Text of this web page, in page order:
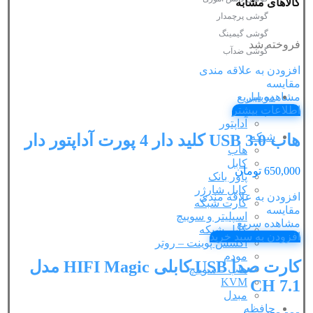
گوشی پرچمدار
گوشی گیمینگ
گوشی ضدآب
موبایل
لپ تاپ
آداپتور
شبکه
هاب
کابل
پاور بانک
کابل شارژر
کارت شبکه
اسپلیتر و سوییچ
کابل شبکه
اکسس پوینت – روتر
مودم
هاب – سوییچ
KVM
مبدل
حافظه
کالاهای مشابه
فروخته شد
افزودن به علاقه مندی
مقایسه
مشاهده سریع
اطلاعات بیشتر
هاب USB 3.0 کلید دار 4 پورت آداپتور دار
650,000 تومان
افزودن به علاقه مندی
مقایسه
مشاهده سریع
افزودن به سبد خرید
کارت صدا USB کابلی HIFI Magic مدل
7.1 CH